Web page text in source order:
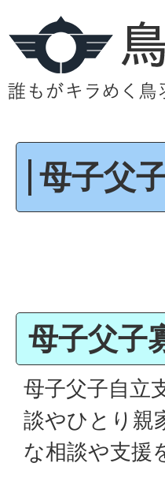
母子父
母子父子
母子父子自立
談やひとり親
な相談や支援